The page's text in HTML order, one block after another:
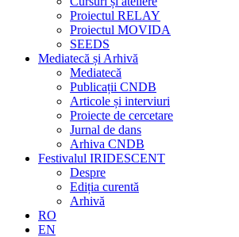
Proiectul RELAY
Proiectul MOVIDA
SEEDS
Mediatecă și Arhivă
Mediatecă
Publicații CNDB
Articole și interviuri
Proiecte de cercetare
Jurnal de dans
Arhiva CNDB
Festivalul IRIDESCENT
Despre
Ediția curentă
Arhivă
RO
EN